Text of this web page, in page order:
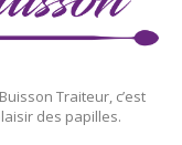
Traiteur, c’est
des papilles.